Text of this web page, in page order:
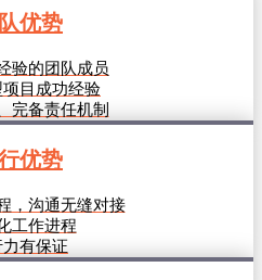
优势
验的团队成员
目成功经验
完备责任机制
优势
，沟通无缝对接
工作进程
有保证